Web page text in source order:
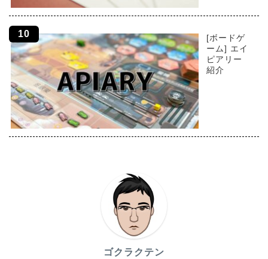
[ボードゲ
ーム] エイ
ピアリー
紹介
ゴクラクテン